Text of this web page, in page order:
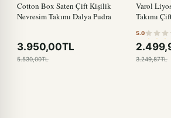
Cotton Box Saten Çift Kişilik
Nevresim Takımı Dalya Pudra
3.950,00TL
5.530,00TL
Varol
Takımı
5.0
3.249,87TL